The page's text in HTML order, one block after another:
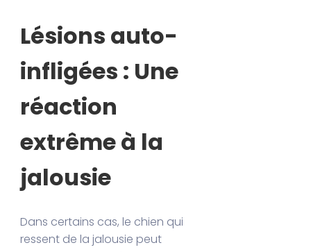
Lésions auto-
infligées : Une
réaction
extrême à la
jalousie
Dans certains cas, le chien qui
ressent de la jalousie peut